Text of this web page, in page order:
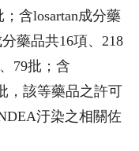
含losartan成分藥
藥品共16項、218
79批；含
，該等藥品之許可
汙染之相關佐